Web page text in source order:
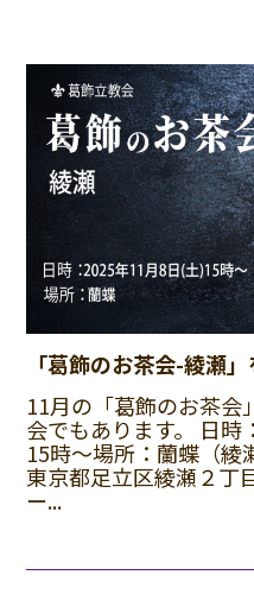
「葛飾のお茶会-綾瀬
11月の「葛飾のお茶会
会でもあります。 日時
15時～場所：蘭蝶（綾
東京都足立区綾瀬２丁
ー...